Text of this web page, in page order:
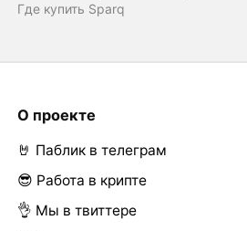
Где купить Sparq
О проекте
🤘 Паблик в телеграм
😎 Работа в крипте
👌 Мы в твиттере